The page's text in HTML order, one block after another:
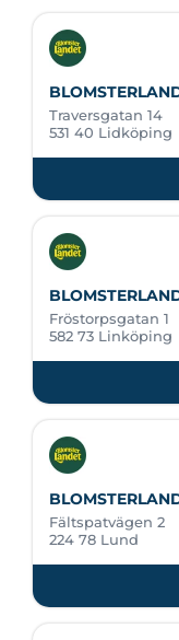
Traversgatan 14
531 40 Lidköping
Fröstorpsgatan 1
582 73 Linköping
Fältspatvägen 2
224 78 Lund